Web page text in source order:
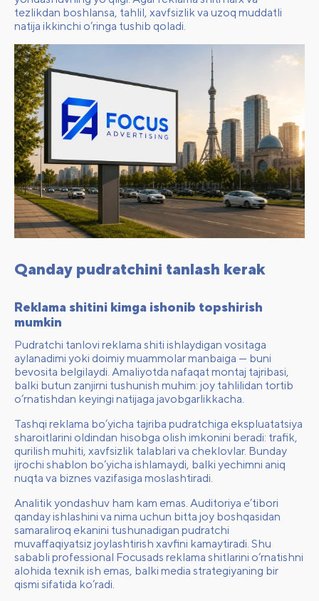
tezlikdan boshlansa, tahlil, xavfsizlik va uzoq muddatli
natija ikkinchi o‘ringa tushib qoladi.
Qanday pudratchini tanlash kerak
Reklama shitini kimga ishonib topshirish
mumkin
Pudratchi tanlovi reklama shiti ishlaydigan vositaga
aylanadimi yoki doimiy muammolar manbaiga — buni
bevosita belgilaydi. Amaliyotda nafaqat montaj tajribasi,
balki butun zanjirni tushunish muhim: joy tahlilidan tortib
o‘rnatishdan keyingi natijaga javobgarlikkacha.
Tashqi reklama bo‘yicha tajriba pudratchiga ekspluatatsiya
sharoitlarini oldindan hisobga olish imkonini beradi: trafik,
qurilish muhiti, xavfsizlik talablari va cheklovlar. Bunday
ijrochi shablon bo‘yicha ishlamaydi, balki yechimni aniq
nuqta va biznes vazifasiga moslashtiradi.
Analitik yondashuv ham kam emas. Auditoriya e’tibori
qanday ishlashini va nima uchun bitta joy boshqasidan
samaraliroq ekanini tushunadigan pudratchi
muvaffaqiyatsiz joylashtirish xavfini kamaytiradi. Shu
sababli professional Focusads reklama shitlarini o‘rnatishni
alohida texnik ish emas, balki media strategiyaning bir
qismi sifatida ko‘radi.